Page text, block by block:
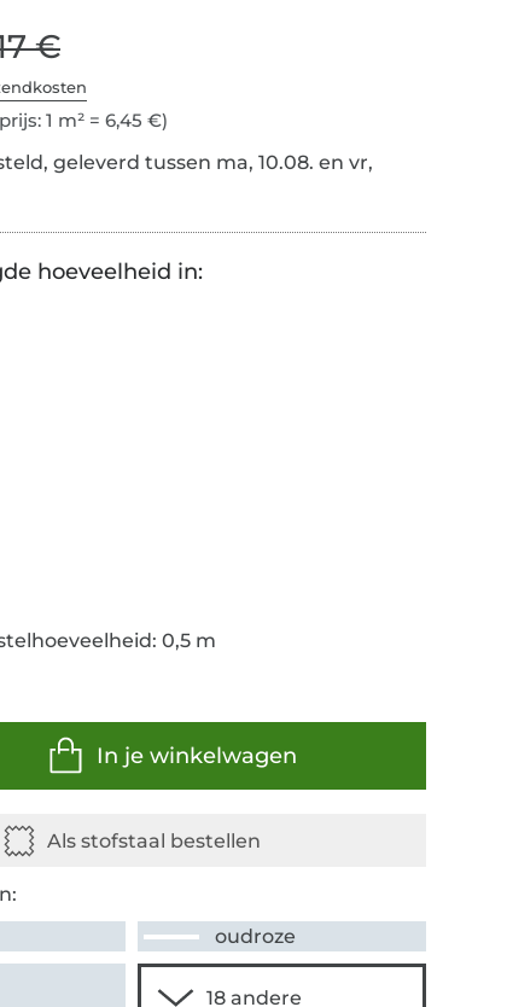
€
1 m² = 6,45 €)
geleverd tussen ma, 10.08. en vr,
hoeveelheid in:
0,5 m
In je winkelwagen
oudroze